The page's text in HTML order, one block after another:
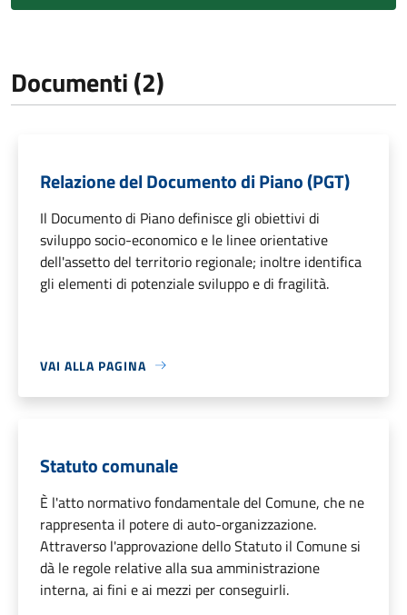
Documenti (2)
Relazione del Documento di Piano (PGT)
Il Documento di Piano definisce gli obiettivi di
sviluppo socio-economico e le linee orientative
dell'assetto del territorio regionale; inoltre identifica
gli elementi di potenziale sviluppo e di fragilità.
VAI ALLA PAGINA
Statuto comunale
È l'atto normativo fondamentale del Comune, che ne
rappresenta il potere di auto-organizzazione.
Attraverso l'approvazione dello Statuto il Comune si
dà le regole relative alla sua amministrazione
interna, ai fini e ai mezzi per conseguirli.